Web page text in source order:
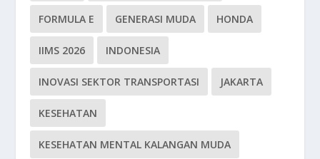
FORMULA E GENERASI MUDA HONDA
IIMS 2026 INDONESIA
INOVASI SEKTOR TRANSPORTASI JAKARTA
KESEHATAN
KESEHATAN MENTAL KALANGAN MUDA